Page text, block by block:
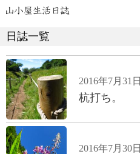
日誌一覧
2016年7月31日
杭打ち。
2016年7月30日